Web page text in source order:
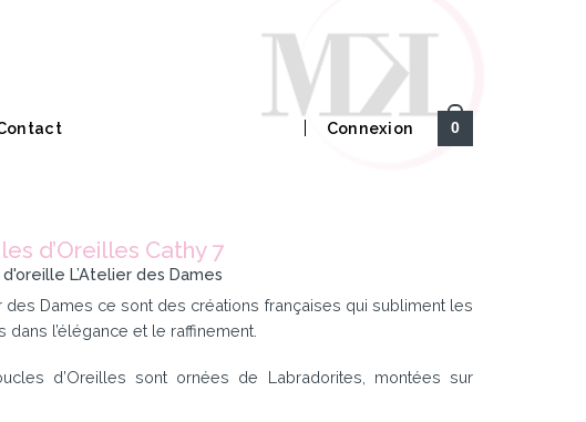
Connexion 0
d’Oreilles Cathy 7
L’Atelier des Dames
des Dames ce sont des créations françaises qui subliment les
dans l’élégance et le raffinement.
d’Oreilles sont ornées de Labradorites, montées sur